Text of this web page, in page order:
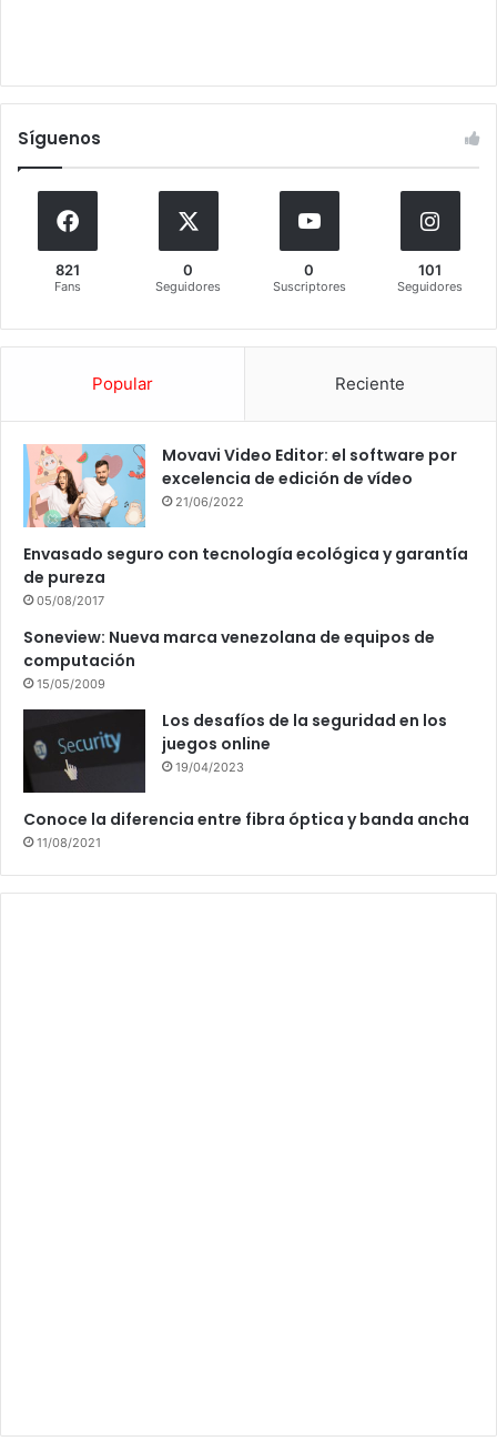
Síguenos
821
Fans
0
Seguidores
0
Suscriptores
101
Seguidores
Popular Reciente
Movavi Video Editor: el software por
excelencia de edición de vídeo
21/06/2022
Envasado seguro con tecnología ecológica y garantía
de pureza
05/08/2017
Soneview: Nueva marca venezolana de equipos de
computación
15/05/2009
Los desafíos de la seguridad en los
juegos online
19/04/2023
Conoce la diferencia entre fibra óptica y banda ancha
11/08/2021